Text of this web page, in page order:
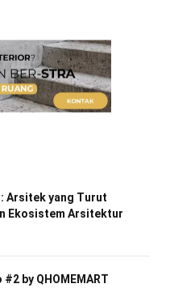
Arsitek yang Turut
Ekosistem Arsitektur
#2 by QHOMEMART